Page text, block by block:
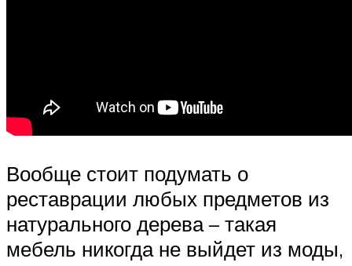
Вообще стоит подумать о
реставрации любых предметов из
натурального дерева – такая
мебель никогда не выйдет из моды,